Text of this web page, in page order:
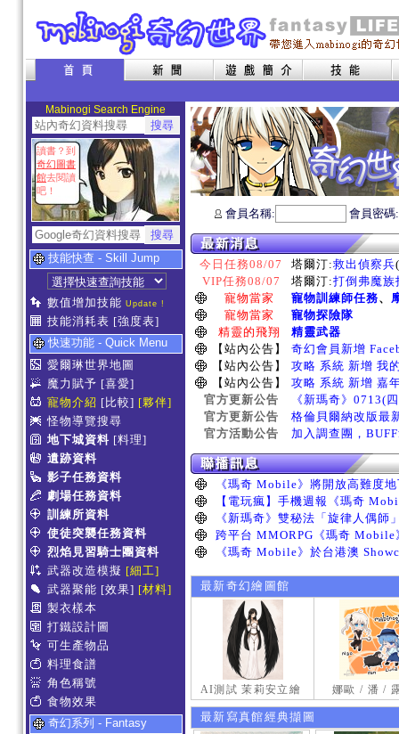
Mabinogi Search Engine
讀書？到
奇幻圖書
館去閱讀
吧！
技能快查 - Skill Jump
數值增加技能 Update !
技能消耗表 [強度表]
快速功能 - Quick Menu
愛爾琳世界地圖
魔力賦予 [喜愛]
寵物介紹 [比較] [夥伴]
怪物導覽搜尋
地下城資料 [料理]
遺跡資料
影子任務資料
劇場任務資料
訓練所資料
使徒突襲任務資料
烈焰見習騎士團資料
武器改造模擬 [細工]
武器聚能 [效果] [材料]
製衣樣本
打鐵設計圖
可生產物品
料理食譜
角色稱號
食物效果
奇幻系列 - Fantasy
會員名稱: 會員密
今日任務08/07 塔爾汀:救出偵察兵
VIP任務08/07
塔爾汀:打倒弗魔
寵物當家
寵物訓練師任務、
寵物當家
寵物探險隊
精靈的飛翔
精靈武器
【站內公告】
奇幻會員新增
【站內公告】
攻略 系統 新增 我
【站內公告】
攻略 系統 新增 嘉
官方更新公告
《新瑪奇》0713(
官方更新公告
格倫貝爾納改版最
官方活動公告
加入調查團，
最新奇幻繪圖館
AI測試 茉莉安立繪 娜歐 / 潘 /
最新寫真館經典擷圖